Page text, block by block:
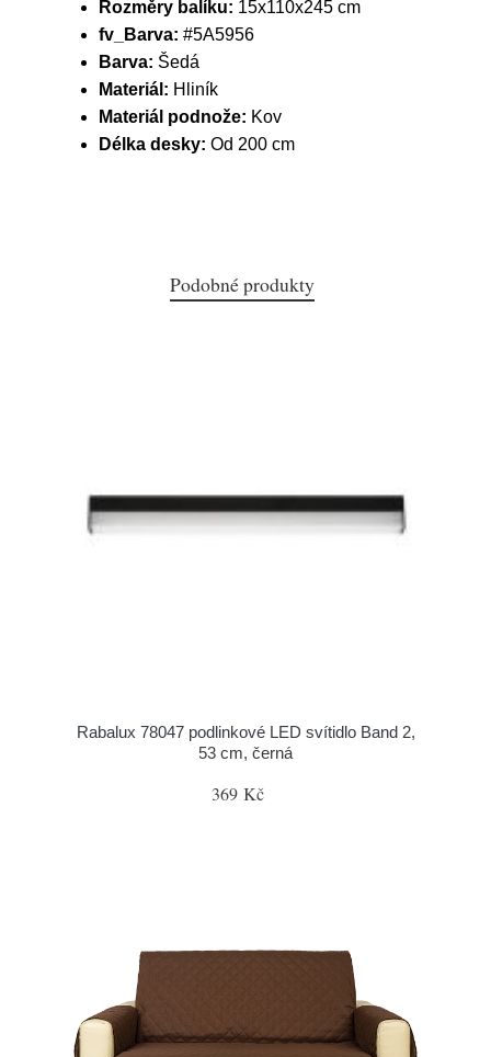
Rozměry balíku: 15x110x245 cm
fv_Barva: #5A5956
Barva: Šedá
Materiál: Hliník
Materiál podnože: Kov
Délka desky: Od 200 cm
Podobné produkty
Rabalux 78047 podlinkové LED svítidlo Band 2,
53 cm, černá
369 Kč